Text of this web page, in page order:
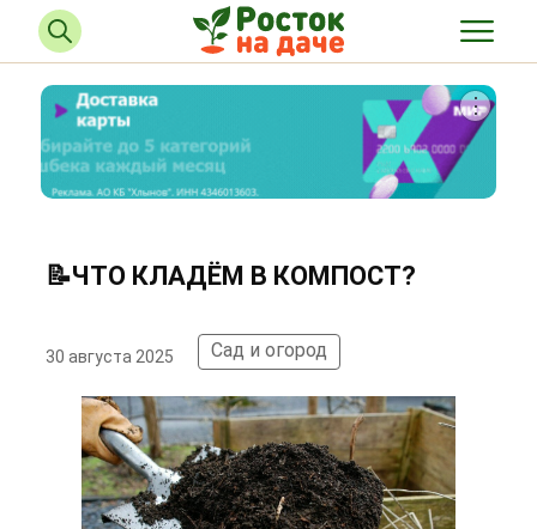
📝ЧТО КЛАДЁМ В КОМПОСТ?
30 августа 2025 Сад и огород